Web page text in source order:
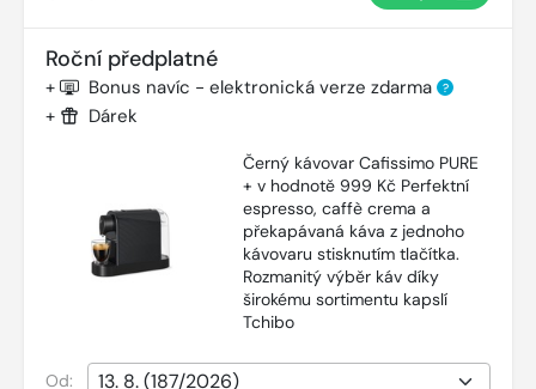
Roční předplatné
+ Bonus navíc - elektronická verze zdarma ?
+ Dárek
Černý kávovar Cafissimo PURE
+ v hodnotě 999 Kč Perfektní
espresso, caffè crema a
překapávaná káva z jednoho
kávovaru stisknutím tlačítka.
Rozmanitý výběr káv díky
širokému sortimentu kapslí
Tchibo
Od: